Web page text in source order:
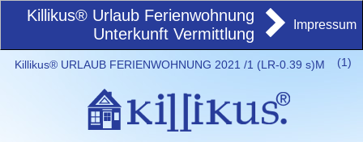
Killikus® Urlaub Ferienwohnung
Unterkunft Vermittlung
Impressum
(1)
Killikus® URLAUB FERIENWOHNUNG 2021 /1 (LR-0.39 s)M